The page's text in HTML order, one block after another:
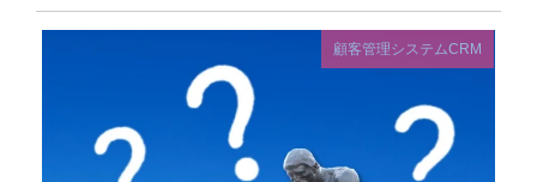
顧客管理システムCRM